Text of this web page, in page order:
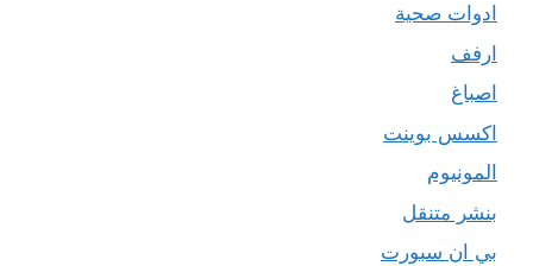
ادوات صحية
ارفف
اصباغ
اكسس بوينت
المونيوم
بنشر متنقل
بي ان سبورت